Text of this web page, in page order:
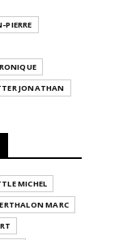
PIERRE
JONATHAN
MICHEL
MARC